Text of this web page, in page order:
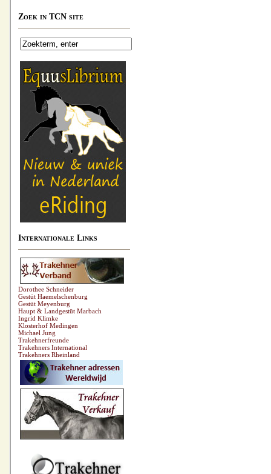
Zoek in TCN site
Internationale Links
Dorothee Schneider
Gestüt Haemelschenburg
Gestüt Meyenburg
Haupt & Landgestüt Marbach
Ingrid Klimke
Klosterhof Medingen
Michael Jung
Trakehnerfreunde
Trakehners International
Trakehners Rheinland